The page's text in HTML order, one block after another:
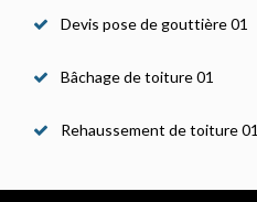
Devis pose de gouttière 01
Bâchage de toiture 01
Rehaussement de toiture 01